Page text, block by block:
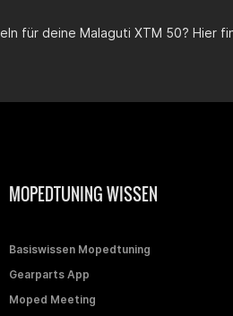
für deine Malaguti XTM 50? Hier
MOPEDTUNING WISSEN
Basiswissen Mopedtuning
Gearparts App
Moped Meeting